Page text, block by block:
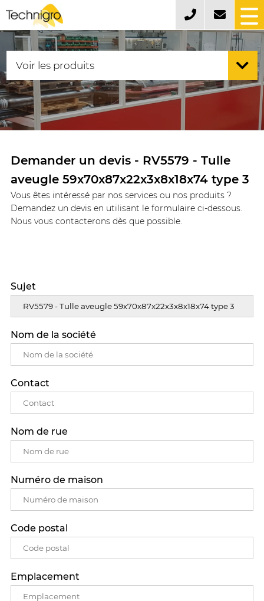
Demander un devis - RV5579 - Tulle
aveugle 59x70x87x22x3x8x18x74 type 3
Vous êtes intéressé par nos services ou nos produits ?
Demandez un devis en utilisant le formulaire ci-dessous.
Nous vous contacterons dès que possible.
Sujet
Nom de la société
Contact
Nom de rue
Numéro de maison
Code postal
Emplacement